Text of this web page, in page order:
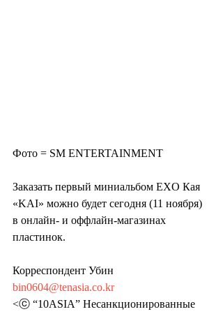
Фото = SM ENTERTAINMENT
Заказать первый миниальбом EXO Кая
«KAI» можно будет сегодня (11 ноября)
в онлайн- и оффлайн-магазинах
пластинок.
Корреспондент Убин
bin0604@tenasia.co.kr
<ⓒ “10ASIA” Несанкционированные